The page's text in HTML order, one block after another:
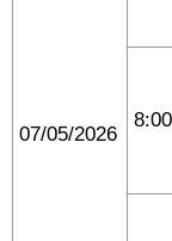
07/05/2026
8:00